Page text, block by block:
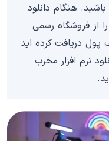
هنگام دانلود
از فروشگاه رسمی
پول دریافت کرده اید
نرم افزار مخرب